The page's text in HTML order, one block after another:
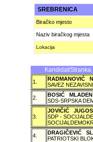
SREBRENICA
Biračko mjesto
Naziv biračkog mjesta
Lokacija
Kandidat/Stranka
1.
RADMANOVIĆ
SAVEZ
2.
BOSIĆ MLADEN
SDS-SRPSKA
3.
JOVIČIĆ
SDP -
4.
DRAGIČEVIĆ
PATRIOTSKI